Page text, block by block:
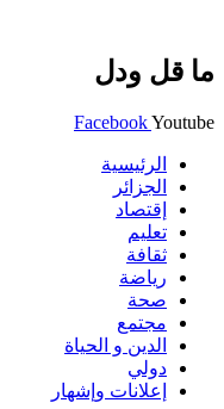
ما قل ودل
FacebookYoutube
الرئيسية
الجزائر
إقتصاد
تعليم
ثقافة
رياضة
صحة
مجتمع
الدين و الحياة
دولي
إعلانات وإشهار